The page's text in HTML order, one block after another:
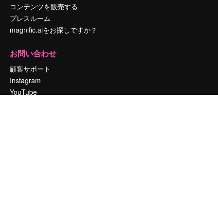
コンテンツを販売する
プレスルーム
magnific.aiをお探しですか？
お問い合わせ
顧客サポート
Instagram
YouTube